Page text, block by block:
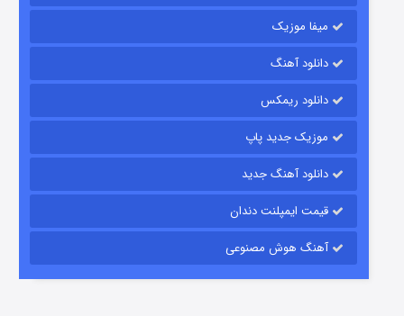
قسمت
میفا موزیک
دانلود آهنگ
دانلود ریمکس
موزیک جدید پاپ
دانلود آهنگ جدید
قیمت ایمپلنت دندان
آهنگ هوش مصنوعی